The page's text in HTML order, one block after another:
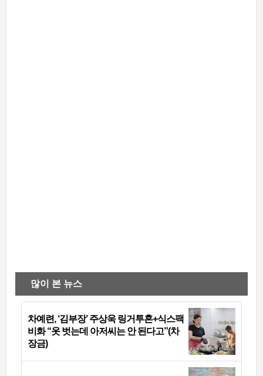
많이 본 뉴스
차예련, ‘김부장’ 주상욱 링거투혼+식스팩
비화 “옷 벗는데 아저씨는 안 된다고”(차
장금)